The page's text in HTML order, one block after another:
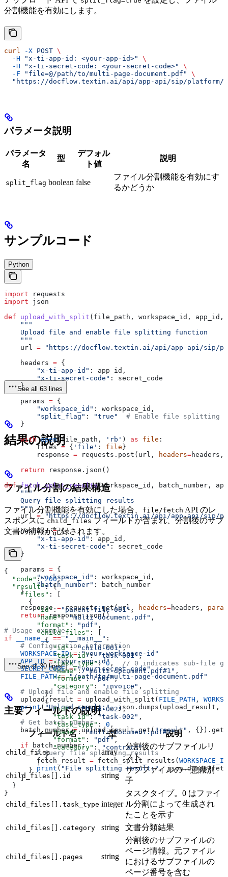
分割機能を有効にします。
curl -X POST \
  -H
"x-ti-app-id: <your-app-id>"
\
  -H
"x-ti-secret-code: <your-secret-code>"
\
  -F
"file=@/path/to/multi-page-document.pdf"
\
"https://docflow.textin.ai/api/app-api/sip/
パラメータ説明
パラメータ
名
型
デフォル
ト値
説明
split_flag boolean false
ファイル分割機能を有効にす
るかどうか
サンプルコード
Python
import requests
import json
def upload_with_split ( file_path , workspace_id , app_id ,
    """
    Upload file and enable file splitting function
    """
    url
= "https://docflow.textin.ai/api/app-api/sip/
    headers
= {
        "x-ti-app-id"
: app_id,
        "x-ti-secret-code"
: secret_code
    }
    params
= {
        "workspace_id"
: workspace_id,
        "split_flag"
: "true"
# Enable file splitting
    }
    with
open(file_path, 'rb' ) as file :
        files
= { 'file' : file }
        response
= requests.post(url, headers=headers,
    return
response.json()
def fetch_split_results(workspace_id , batch_number ,
    """
    Query file splitting results
    """
    url
= "https://docflow.textin.ai/api/app-api/sip/
    headers
= {
        "x-ti-app-id"
: app_id,
        "x-ti-secret-code"
: secret_code
    }
    params
= {
        "workspace_id"
: workspace_id,
        "batch_number"
: batch_number
    }
    response
= requests.get(url, headers=headers,
    return
response.json()
# Usage example
if __name__ == "__main__" :
    # Configuration information
    WORKSPACE_ID
= "your-workspace-id"
    APP_ID
= "your-app-id"
    SECRET_CODE
= "your-secret-code"
    FILE_PATH
= "/path/to/multi-page-document.pdf"
    # Upload file and enable file splitting
    upload_result
= upload_with_split( FILE_PATH ,
    print
( "Upload result:", json.dumps(upload_result,
    # Get batch number
    batch_number
= upload_result.get("result" , {}).get(
    if
batch_number:
        # Query file splitting results
        fetch_result
= fetch_split_results( WORKSPACE_ID
        print
( "File splitting result:",
See all 63 lines
結果の説明
ファイル分割の結果構造
ファイル分割機能を有効にした場合、 file/fetch API のレ
スポンスに child_filesフィールドが含まれ、分割後のサブ
文書の情報が記録されます。
{
  "code"
: 200,
  "result"
: {
    "files"
: [
      {
        "id"
: "parent-file-001" ,
        "name"
: "multi-document.pdf" ,
        "format"
: "pdf" ,
        "child_files"
: [
          {
            "id"
: "child-001",
            "task_id"
: "task-001",
            "task_type"
: 0 , // 0 indicates sub-file
            "name"
: "multi-document.pdf#1" ,
            "format"
: "pdf",
            "category"
: "invoice" ,
          },
          {
            "id"
: "child-002" ,
            "task_id"
: "task-002" ,
            "task_type"
: 0 ,
            "name"
: "multi-document.pdf#2",
            "format"
: "pdf",
            "category"
: "contract",
          }
        ]
      }
    ]
  }
}
See all 30 lines
主要フィールドの説明
フィールド名 型 説明
child_files array
分割後のサブファイルリ
スト
child_files[].id string
サブファイルの一意識別
子
child_files[].task_type integer
タスクタイプ。0 はファイ
ル分割によって生成され
たことを示す
child_files[].category string 文書分類結果
child_files[].pages string
分割後のサブファイルの
ページ情報。元ファイル
におけるサブファイルの
ページ番号を含む